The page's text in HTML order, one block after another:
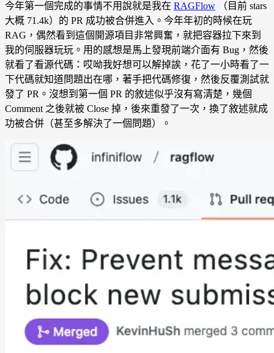
今年第一個完成的事情不用說就是我在 RAGFlow （目前 stars
大概 71.4k）的 PR 成功被合併進入。今年年初的時候在玩
RAG，偶然看到這個開源項目非常興奮，就把容器拉下來到
我的伺服器玩玩。用的感想是馬上發現前端介面有 Bug，然後
就看了看源代碼：哎呦我好想可以解掉誒，花了一小時看了一
下代碼就知道問題出在哪，著手把代碼修復，然後反覆測試就
發了 PR。沒想到第一個 PR 的敘述似乎沒有寫清楚，幾個
Comment 之後就被 Close 掉，後來重發了一次，換了敘述就成
功被合併（甚至多解決了一個問題）。